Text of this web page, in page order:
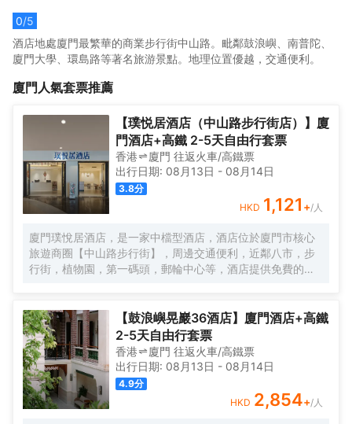
0/5
酒店地處廈門最繁華的商業步行街中山路。毗鄰鼓浪嶼、南普陀、
廈門大學、環島路等著名旅游景點。地理位置優越，交通便利。
廈門 人氣套票推薦
【璞悦居酒店（中山路步行街店）】廈
門酒店+高鐵 2-5天自由行套票
香港 廈門 往返火車/高鐵票
出行日期: 08月13日 - 08月14日
3.8分
HKD 1,121 +/人
廈門璞悅居酒店，是一家中檔型酒店，酒店位於廈門市核心
旅遊商圈【中山路步行街】，周邊交通便利，近鄰八市，步
行街，植物園，第一碼頭，郵輪中心等，酒店提供免費的洗
【鼓浪嶼晃巖36酒店】廈門酒店+高鐵
2-5天自由行套票
香港 廈門 往返火車/高鐵票
出行日期: 08月13日 - 08月14日
4.9分
HKD 2,854+/人